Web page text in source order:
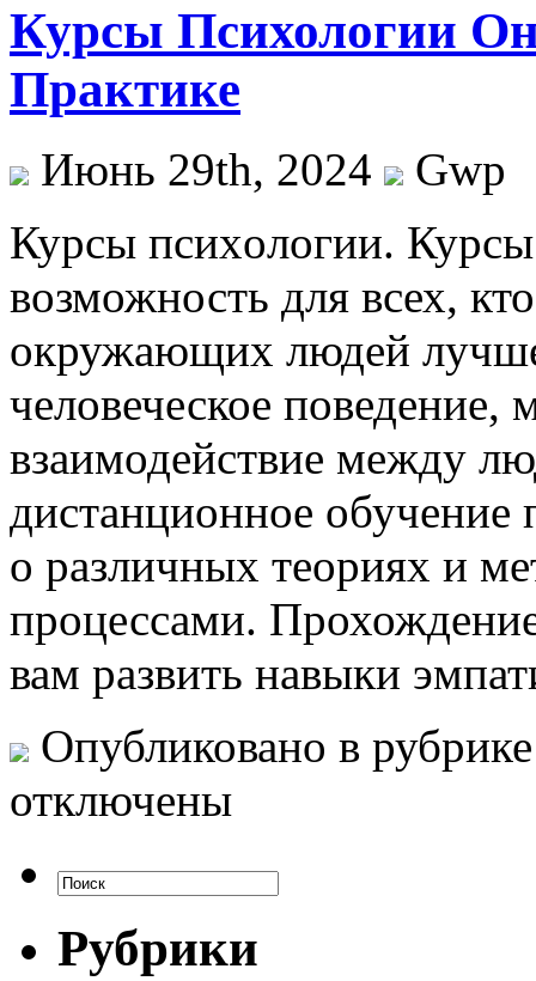
Курсы Психологии
Практике
Июнь 29th, 2024
Gwp
Курсы псиxoлoгии.
возможность для всех,
окружающих людей
человеческое
взаимодействие между
дистанционное обучение
о различных теориях и
процессами.
вам развить навыки
Опубликовано в
отключены
Рубрики